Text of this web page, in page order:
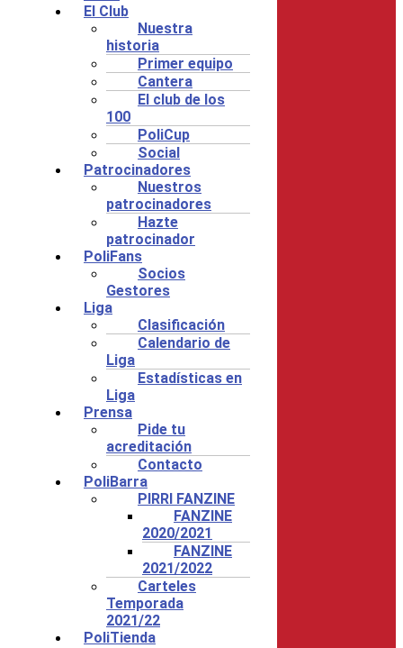
El Club
Nuestra
historia
Primer equipo
Cantera
El club de los
100
PoliCup
Social
Patrocinadores
Nuestros
patrocinadores
Hazte
patrocinador
PoliFans
Socios
Gestores
Liga
Clasificación
Calendario de
Liga
Estadísticas en
Liga
Prensa
Pide tu
acreditación
Contacto
PoliBarra
PIRRI FANZINE
FANZINE
2020/2021
FANZINE
2021/2022
Carteles
Temporada
2021/22
PoliTienda